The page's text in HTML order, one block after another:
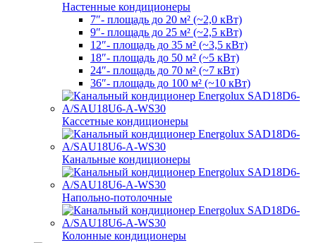
Настенные кондиционеры
7″- площадь до 20 м² (~2,0 кВт)
9″- площадь до 25 м² (~2,5 кВт)
12″- площадь до 35 м² (~3,5 кВт)
18″- площадь до 50 м² (~5 кВт)
24″- площадь до 70 м² (~7 кВт)
36″- площадь до 100 м² (~10 кВт)
Кассетные кондиционеры
Канальные кондиционеры
Напольно-потолочные
Колонные кондиционеры